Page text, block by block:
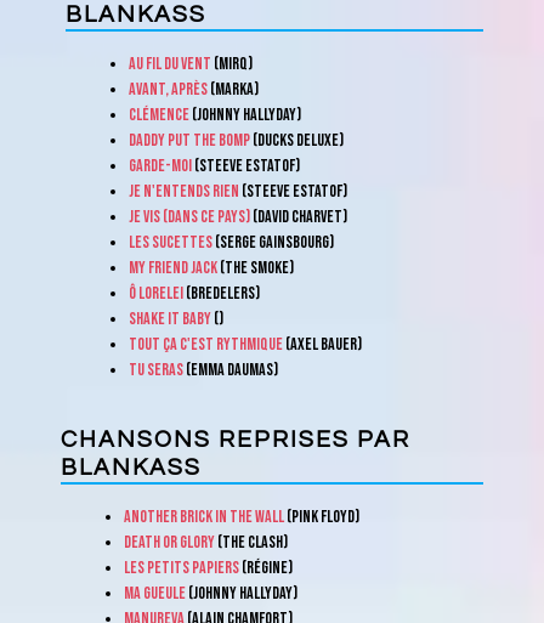
BLANKASS
Au fil du vent (Mirq)
Avant, après(Marka)
Clémence(Johnny Hallyday)
Daddy put the bomp(Ducks Deluxe)
Garde-moi(Steeve Estatof)
Je n'entends rien (Steeve Estatof)
Je vis (dans ce pays)(David Charvet)
Les Sucettes(Serge Gainsbourg)
My Friend Jack(The Smoke)
Ô Lorelei(Bredelers)
Shake it baby()
Tout ça c'est rythmique(Axel Bauer)
Tu seras(Emma Daumas)
CHANSONS REPRISES PAR
BLANKASS
Another brick in the wall(Pink Floyd)
Death or glory(The Clash)
Les petits papiers(Régine)
Ma gueule(Johnny Hallyday)
Manureva(Alain Chamfort)